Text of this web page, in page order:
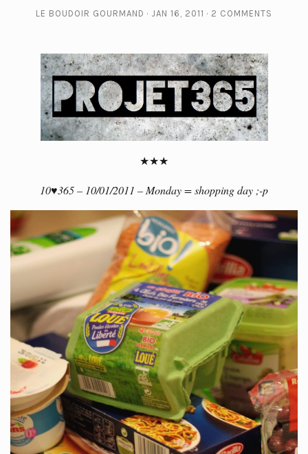
LE BOUDOIR GOURMAND JAN 16, 2011 2 COMMENTS
★★★
10♥365 – 10/01/2011 – Monday = shopping day ;-p